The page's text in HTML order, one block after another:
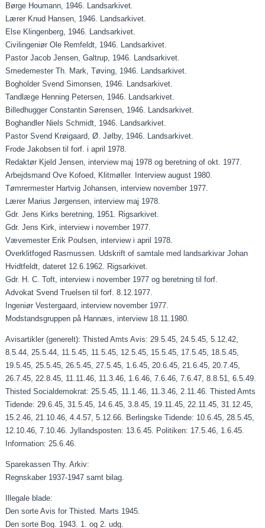
Børge Houmann, 1946. Landsarkivet.
Lærer Knud Hansen, 1946. Landsarkivet.
Else Klingenberg, 1946. Landsarkivet.
Civilingeniør Ole Remfeldt, 1946. Landsarkivet.
Pastor Jacob Jensen, Galtrup, 1946. Landsarkivet.
Smedemester Th. Mark, Tøving, 1946. Landsarkivet.
Bogholder Svend Simonsen, 1946. Landsarkivet.
Tandlæge Henning Petersen, 1946. Landsarkivet.
Billedhugger Constantin Sørensen, 1946. Landsarkivet.
Boghandler Niels Schmidt, 1946. Landsarkivet.
Pastor Svend Krøigaard, Ø. Jølby, 1946. Landsarkivet.
Frode Jakobsen til forf. i april 1978.
Redaktør Kjeld Jensen, interview maj 1978 og beretning of okt. 1977.
Arbejdsmand Ove Kofoed, Klitmøller. Interview august 1980.
Tømrermester Hartvig Johansen, interview november 1977.
Lærer Marius Jørgensen, interview maj 1978.
Gdr. Jens Kirks beretning, 1951. Rigsarkivet.
Gdr. Jens Kirk, interview i november 1977.
Vævemester Erik Poulsen, interview i april 1978.
Overklitfoged Rasmussen. Udskrift of samtale med landsarkivar Johan
Hvidtfeldt, dateret 12.6.1962. Rigsarkivet.
Gdr. H. C. Toft, interview i november 1977 og beretning til forf.
Advokat Svend Truelsen til forf. 8.12.1977.
Ingeniør Vestergaard, interview november 1977.
Modstandsgruppen på Hannæs, interview 18.11.1980.
Avisartikler (generelt): Thisted Amts Avis: 29.5.45, 24.5.45, 5.12.42,
8.5.44, 25.5.44, 11.5.45, 11.5.45, 12.5.45, 15.5.45, 17.5.45, 18.5.45,
19.5.45, 25.5.45, 26.5.45, 27.5.45, 1.6.45, 20.6.45, 21.6.45, 20.7.45,
26.7.45, 22.8.45, 11.11.46, 11.3.46, 1.6.46, 7.6.46, 7.6.47, 8.8.51, 6.5.49.
Thisted Socialdemokrat: 25.5.45, 11.1.46, 11.3.46, 2.11.46. Thisted Amts
Tidende: 29.6.45, 31.5.45, 14.6.45, 3.8.45, 19.11.45, 22.11.45, 31.12.45,
15.2.46, 21.10.46, 4.4.57, 5.12.66. Berlingske Tidende: 10.6.45, 28.5.45,
12.10.46, 7.10.46. Jyllandsposten: 13.6.45. Politiken: 17.5.46, 1.6.45.
Information: 25.6.46.
Sparekassen Thy. Arkiv:
Regnskaber 1937-1947 samt bilag.
Illegale blade:
Den sorte Avis for Thisted. Marts 1945.
Den sorte Bog. 1943. 1. og 2. udg.